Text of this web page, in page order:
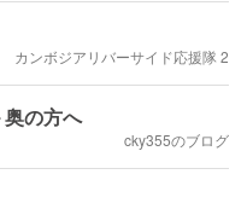
カンボジアリバーサイド応援隊 2
奥の方へ
cky355のブログ